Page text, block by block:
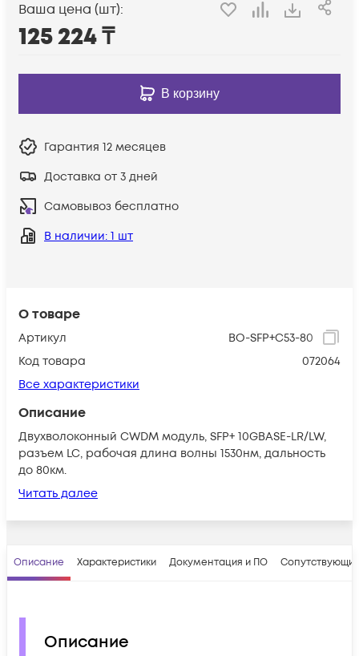
О товаре
Артикул
BO-SFP+C53-80
Код товара
072064
Все характеристики
Описание
Двухволоконный CWDM модуль, SFP+ 10GBASE-LR/LW,
разъем LC, рабочая длина волны 1530нм, дальность
до 80км.
Читать далее
Ваша цена (шт):
125 224₸
В корзину
Гарантия 12 месяцев
Доставка от 3 дней
Самовывоз бесплатно
В наличии: 1 шт
Описание Характеристики Документация и ПО
Описание